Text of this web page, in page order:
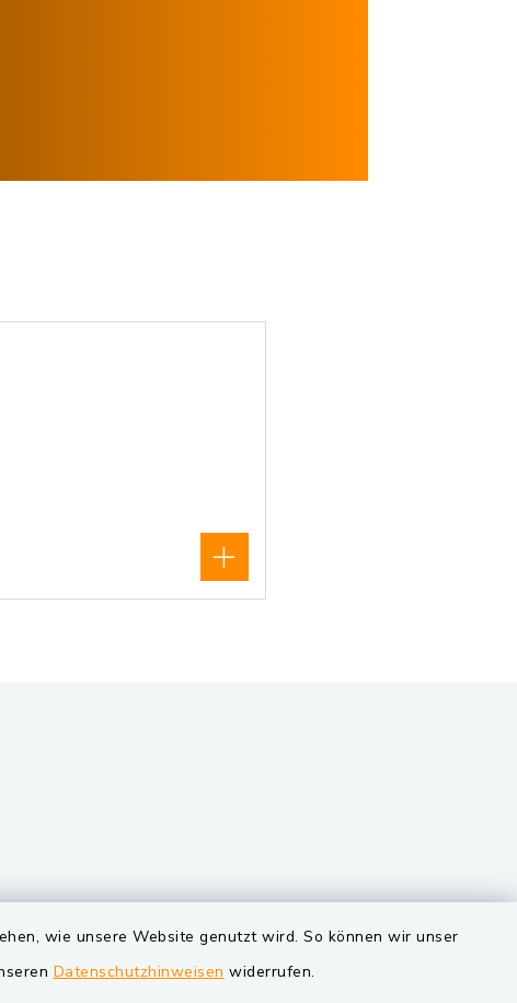
wie unsere Website genutzt wird. So können wir unser
Datenschutzhinweisen widerrufen.
VG und Gemeinden